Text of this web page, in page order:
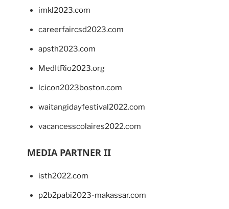
imkl2023.com
careerfaircsd2023.com
apsth2023.com
MedItRio2023.org
lcicon2023boston.com
waitangidayfestival2022.com
vacancesscolaires2022.com
MEDIA PARTNER II
isth2022.com
p2b2pabi2023-makassar.com